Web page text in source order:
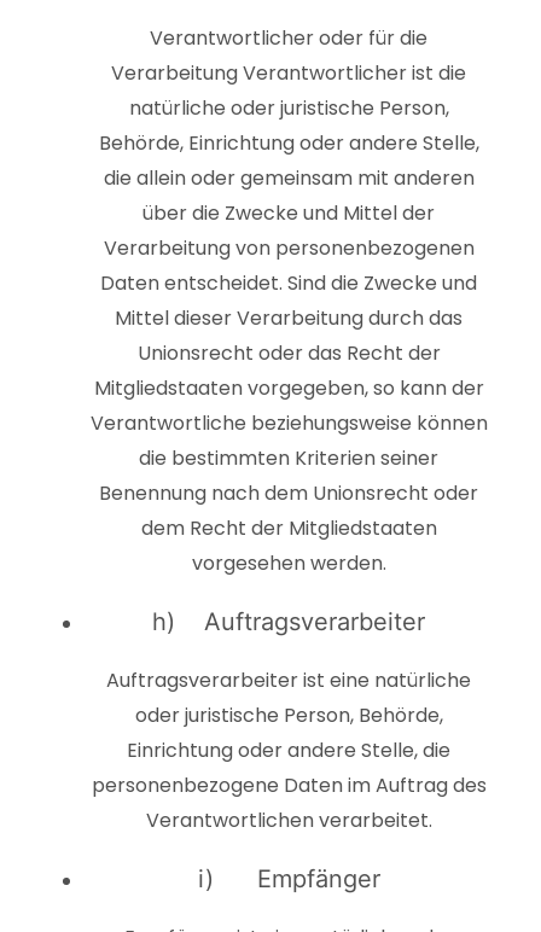
Verantwortlicher oder für die
Verarbeitung Verantwortlicher ist die
natürliche oder juristische Person,
Behörde, Einrichtung oder andere Stelle,
die allein oder gemeinsam mit anderen
über die Zwecke und Mittel der
Verarbeitung von personenbezogenen
Daten entscheidet. Sind die Zwecke und
Mittel dieser Verarbeitung durch das
Unionsrecht oder das Recht der
Mitgliedstaaten vorgegeben, so kann der
Verantwortliche beziehungsweise können
die bestimmten Kriterien seiner
Benennung nach dem Unionsrecht oder
dem Recht der Mitgliedstaaten
vorgesehen werden.
h) Auftragsverarbeiter
Auftragsverarbeiter ist eine natürliche
oder juristische Person, Behörde,
Einrichtung oder andere Stelle, die
personenbezogene Daten im Auftrag des
Verantwortlichen verarbeitet.
i) Empfänger